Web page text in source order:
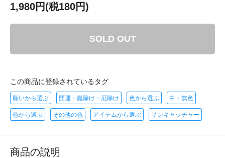
1,980円(税180円)
SOLD OUT
この商品に登録されているタグ
願いから選ぶ 開運・魔除け・厄除け 色から選ぶ 白・無色
色から選ぶ その他の色 アイテムから選ぶ サンキャッチャー
商品の説明